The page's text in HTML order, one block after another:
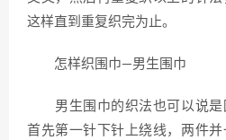
这样直到重复织完为止。
怎样织围巾—男生围巾
男生围巾的织法也可以说是
首先第一针下针上绕线，两件